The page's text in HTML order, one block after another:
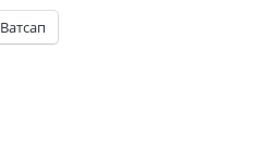
Ватсап